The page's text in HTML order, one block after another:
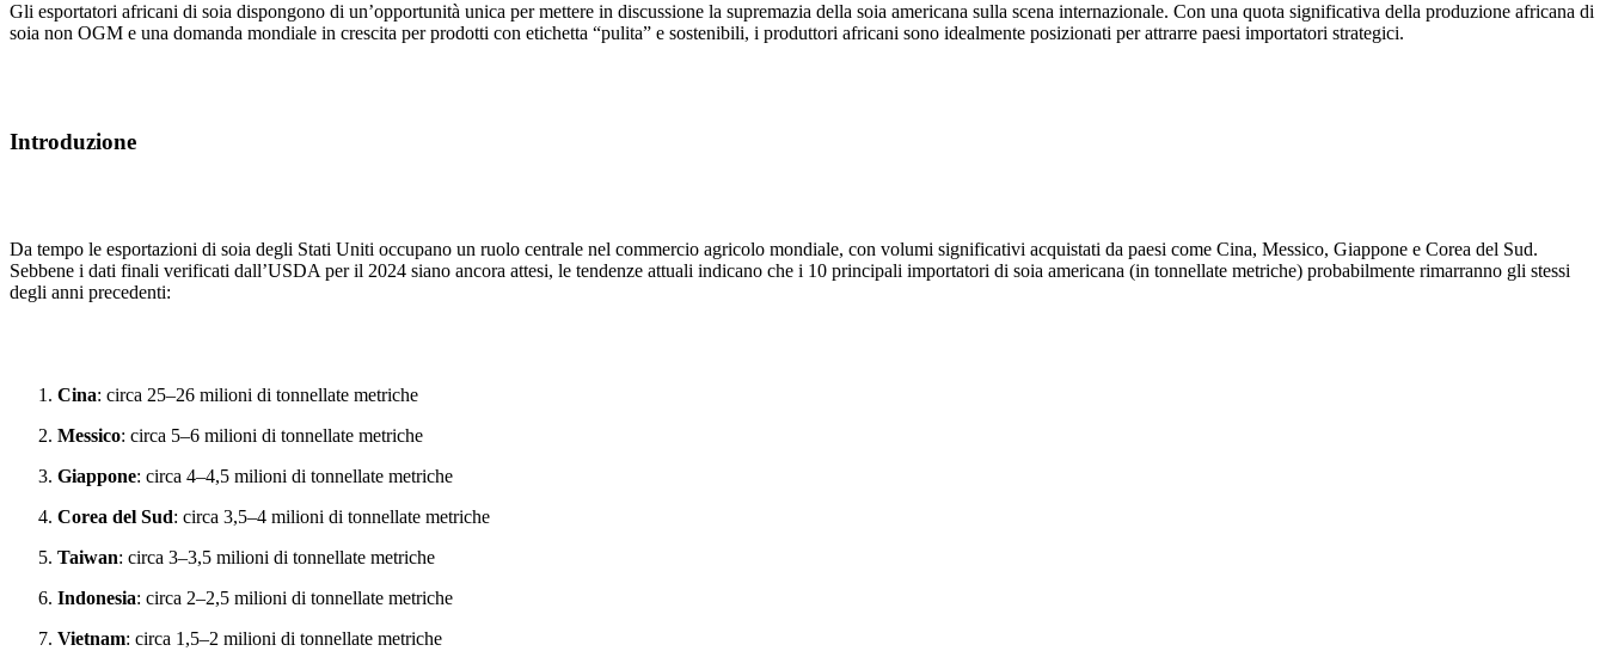
Gli esportatori africani di soia dispongono di un’opportunità unica per mettere in discussione la supremazia della soia americana sulla scena internazionale. Con una quota significativa della produzione africana di
soia non OGM e una domanda mondiale in crescita per prodotti con etichetta “pulita” e sostenibili, i produttori africani sono idealmente posizionati per attrarre paesi importatori strategici.
Introduzione
Da tempo le esportazioni di soia degli Stati Uniti occupano un ruolo centrale nel commercio agricolo mondiale, con volumi significativi acquistati da paesi come Cina, Messico, Giappone e Corea del Sud.
Sebbene i dati finali verificati dall’USDA per il 2024 siano ancora attesi, le tendenze attuali indicano che i 10 principali importatori di soia americana (in tonnellate metriche) probabilmente rimarranno gli stessi
degli anni precedenti:
Cina: circa 25–26 milioni di tonnellate metriche
Messico: circa 5–6 milioni di tonnellate metriche
Giappone: circa 4–4,5 milioni di tonnellate metriche
Corea del Sud: circa 3,5–4 milioni di tonnellate metriche
Taiwan: circa 3–3,5 milioni di tonnellate metriche
Indonesia: circa 2–2,5 milioni di tonnellate metriche
Vietnam: circa 1,5–2 milioni di tonnellate metriche